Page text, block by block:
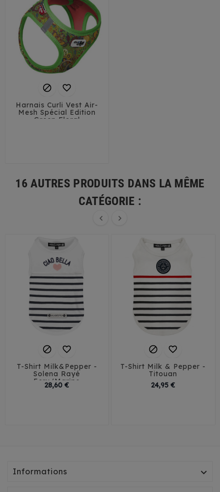
 
Harnais Curli Vest Air-
Mesh Spécial Edition
Green Floral
16 AUTRES PRODUITS DANS LA MÊME
CATÉGORIE :
 
 
T-Shirt Milk&Pepper -
Solena Rayé
Ecru/Marine
28,60 €
 
T-Shirt Milk & Pepper -
Titouan
T23-26
T35-38
24,95 €
Informations 